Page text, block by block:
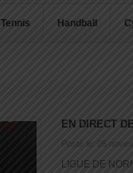
Tennis Handball
EN DIRECT
Posté le: 05
LIGUE DE